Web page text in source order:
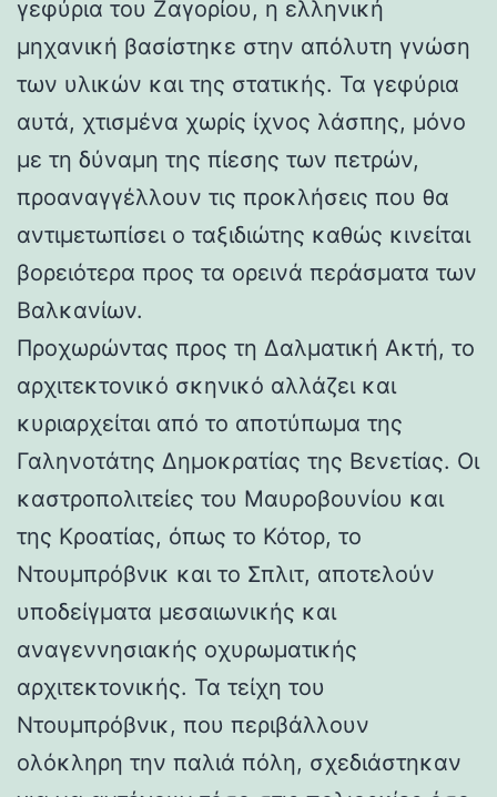
γεφύρια του Ζαγορίου, η ελληνική
μηχανική βασίστηκε στην απόλυτη γνώση
των υλικών και της στατικής. Τα γεφύρια
αυτά, χτισμένα χωρίς ίχνος λάσπης, μόνο
με τη δύναμη της πίεσης των πετρών,
προαναγγέλλουν τις προκλήσεις που θα
αντιμετωπίσει ο ταξιδιώτης καθώς κινείται
βορειότερα προς τα ορεινά περάσματα των
Βαλκανίων.
Προχωρώντας προς τη Δαλματική Ακτή, το
αρχιτεκτονικό σκηνικό αλλάζει και
κυριαρχείται από το αποτύπωμα της
Γαληνοτάτης Δημοκρατίας της Βενετίας. Οι
καστροπολιτείες του Μαυροβουνίου και
της Κροατίας, όπως το Κότορ, το
Ντουμπρόβνικ και το Σπλιτ, αποτελούν
υποδείγματα μεσαιωνικής και
αναγεννησιακής οχυρωματικής
αρχιτεκτονικής. Τα τείχη του
Ντουμπρόβνικ, που περιβάλλουν
ολόκληρη την παλιά πόλη, σχεδιάστηκαν